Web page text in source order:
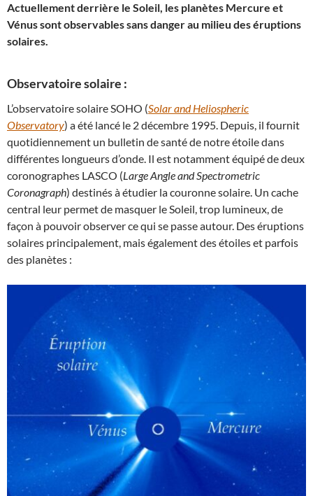
Actuellement derrière le Soleil, les planètes Mercure et
Vénus sont observables sans danger au milieu des éruptions
solaires.
Observatoire solaire :
L’observatoire solaire SOHO (Solar and Heliospheric
Observatory) a été lancé le 2 décembre 1995. Depuis, il fournit
quotidiennement un bulletin de santé de notre étoile dans
différentes longueurs d’onde. Il est notamment équipé de deux
coronographes LASCO (Large Angle and Spectrometric
Coronagraph) destinés à étudier la couronne solaire. Un cache
central leur permet de masquer le Soleil, trop lumineux, de
façon à pouvoir observer ce qui se passe autour. Des éruptions
solaires principalement, mais également des étoiles et parfois
des planètes :